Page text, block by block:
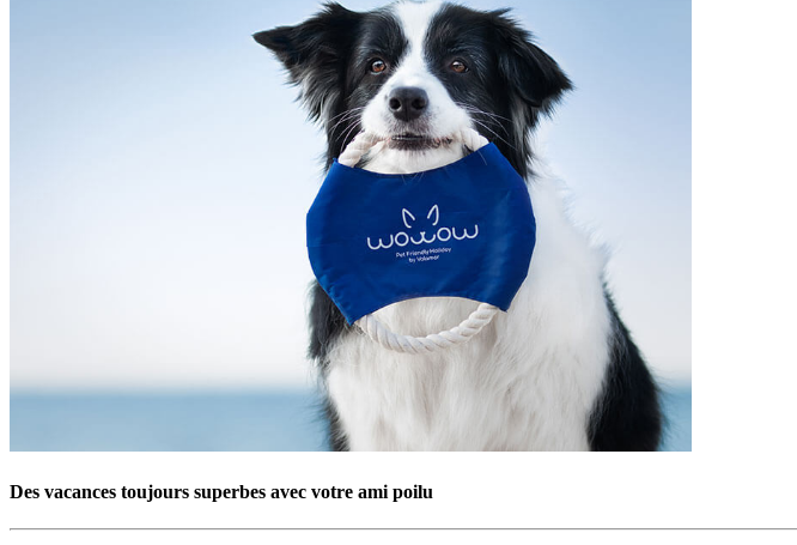
Des vacances toujours superbes avec votre ami poilu